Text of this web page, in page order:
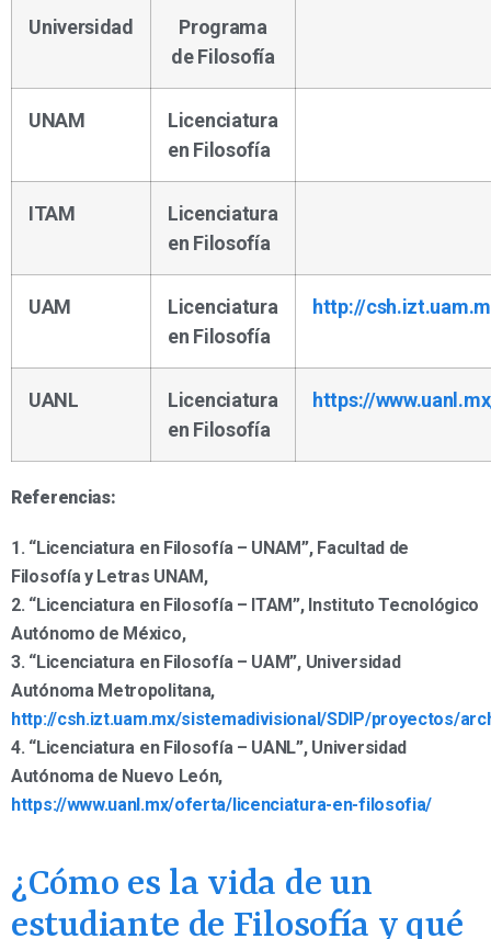
Universidad
Programa
de Filosofía
UNAM
Licenciatura
en Filosofía
ITAM
Licenciatura
en Filosofía
UAM
Licenciatura
en Filosofía
http://
UANL
Licenciatura
en Filosofía
https://
Referencias:
1. “Licenciatura en Filosofía – UNAM”, Facultad de
Filosofía y Letras UNAM,
2. “Licenciatura en Filosofía – ITAM”, Instituto Tecnológico
Autónomo de México,
3. “Licenciatura en Filosofía – UAM”, Universidad
Autónoma Metropolitana,
http://csh.izt.uam.mx/sistemadivisional/SDIP/proyectos/
4. “Licenciatura en Filosofía – UANL”, Universidad
Autónoma de Nuevo León,
https://www.uanl.mx/oferta/licenciatura-en-filosofia/
¿Cómo es la vida de un
estudiante de Filosofía y qué